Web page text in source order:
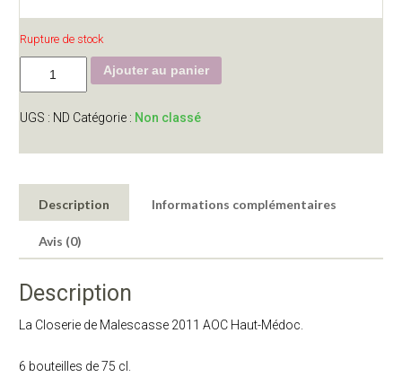
Rupture de stock
Ajouter au panier
UGS : ND Catégorie : Non classé
Description Informations complémentaires
Avis (0)
Description
La Closerie de Malescasse 2011 AOC Haut-Médoc.
6 bouteilles de 75 cl.